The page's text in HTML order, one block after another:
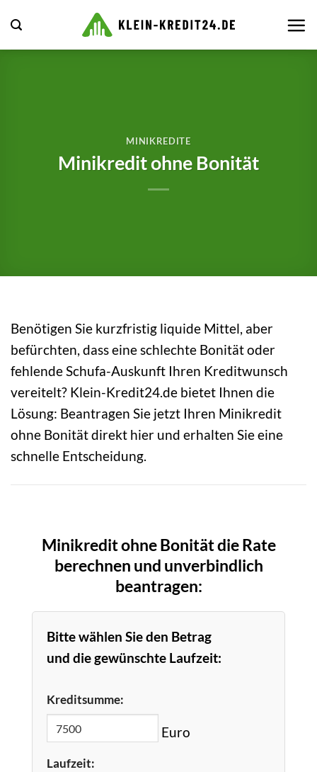
Inhalt
springen
MINIKREDITE
Minikredit ohne Bonität
Benötigen Sie kurzfristig liquide Mittel, aber
befürchten, dass eine schlechte Bonität oder
fehlende Schufa-Auskunft Ihren Kreditwunsch
vereitelt? Klein-Kredit24.de bietet Ihnen die
Lösung: Beantragen Sie jetzt Ihren Minikredit
ohne Bonität direkt hier und erhalten Sie eine
schnelle Entscheidung.
Minikredit ohne Bonität die Rate
berechnen und unverbindlich
beantragen:
Bitte wählen Sie den Betrag
und die gewünschte Laufzeit:
Kreditsumme:
Euro
Laufzeit: